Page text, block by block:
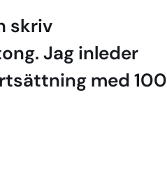
skriv
Jag inleder
med 100